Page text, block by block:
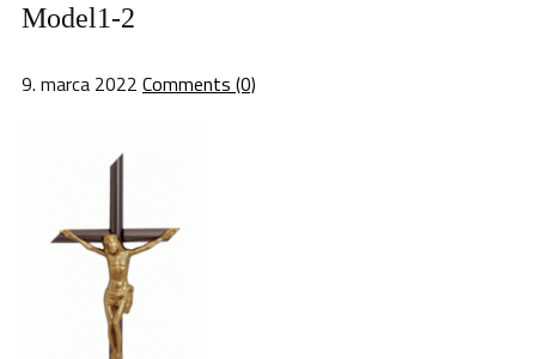
Model1-2
9. marca 2022 Comments (0)